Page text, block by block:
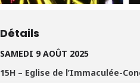
Détails
SAMEDI 9 AOÛT 2025
15H – Eglise de l’Immaculée-